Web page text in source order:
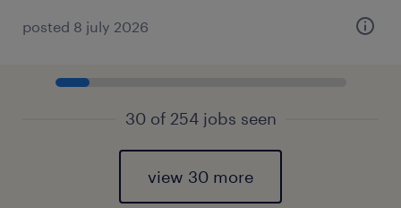
posted 8 july 2026
30 of 254 jobs seen
view 30 more